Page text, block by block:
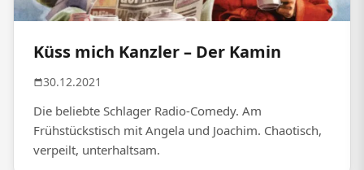
Küss mich Kanzler – Der Kamin
30.12.2021
Die beliebte Schlager Radio-Comedy. Am
Frühstückstisch mit Angela und Joachim. Chaotisch,
verpeilt, unterhaltsam.